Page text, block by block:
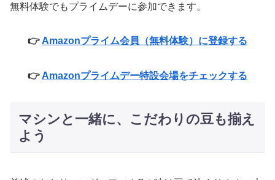
無料体験でもプライムデーに参加できます。
👉 Amazonプライム会員（無料体験）に登録する
👉 Amazonプライムデー特設会場をチェックする
マシンと一緒に、こだわりの豆も揃え
よう